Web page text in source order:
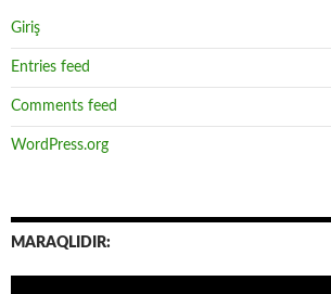
Giriş
Entries feed
Comments feed
WordPress.org
MARAQLIDIR: